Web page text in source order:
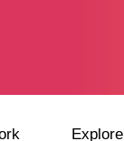
Explore